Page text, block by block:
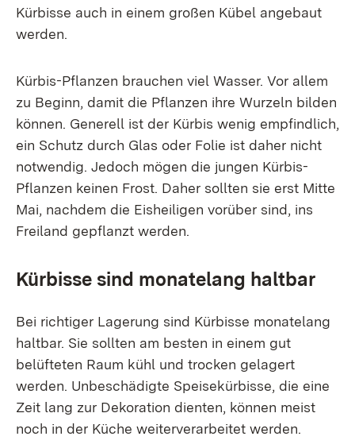
Kürbisse auch in einem großen Kübel angebaut
werden.
Kürbis-Pflanzen brauchen viel Wasser. Vor allem
zu Beginn, damit die Pflanzen ihre Wurzeln bilden
können. Generell ist der Kürbis wenig empfindlich,
ein Schutz durch Glas oder Folie ist daher nicht
notwendig. Jedoch mögen die jungen Kürbis-
Pflanzen keinen Frost. Daher sollten sie erst Mitte
Mai, nachdem die Eisheiligen vorüber sind, ins
Freiland gepflanzt werden.
Kürbisse sind monatelang haltbar
Bei richtiger Lagerung sind Kürbisse monatelang
haltbar. Sie sollten am besten in einem gut
belüfteten Raum kühl und trocken gelagert
werden. Unbeschädigte Speisekürbisse, die eine
Zeit lang zur Dekoration dienten, können meist
noch in der Küche weiterverarbeitet werden.